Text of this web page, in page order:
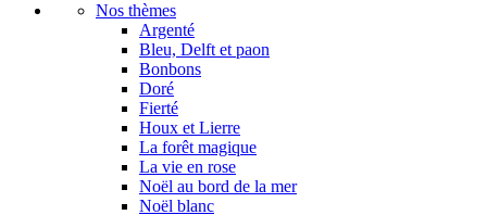
Nos thèmes
Argenté
Bleu, Delft et paon
Bonbons
Doré
Fierté
Houx et Lierre
La forêt magique
La vie en rose
Noël au bord de la mer
Noël blanc